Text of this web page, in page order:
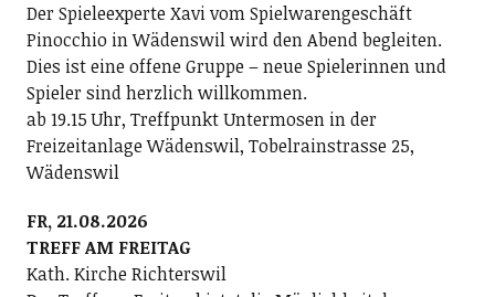
Der Spieleexperte Xavi vom Spielwarengeschäft
Pinocchio in Wädenswil wird den Abend begleiten.
Dies ist eine offene Gruppe – neue Spielerinnen und
Spieler sind herzlich willkommen.
ab 19.15 Uhr, Treffpunkt Untermosen in der
Freizeitanlage Wädenswil, Tobelrainstrasse 25,
Wädenswil
FR, 21.08.2026
TREFF AM FREITAG
Kath. Kirche Richterswil